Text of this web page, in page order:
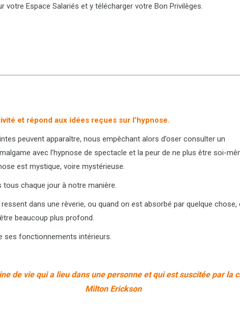
votre Espace Salariés et y télécharger votre Bon Privilèges.
et répond aux idées reçues sur l’hypnose.
peuvent apparaître, nous empêchant alors d’oser consulter un
avec l’hypnose de spectacle et la peur de ne plus être soi-
est mystique, voire mystérieuse.
chaque jour à notre manière.
dans une rêverie, ou quand on est absorbé par quelque
beaucoup plus profond.
ses fonctionnements intérieurs.
de vie qui a lieu dans une personne et qui est suscitée par la
Milton Erickson